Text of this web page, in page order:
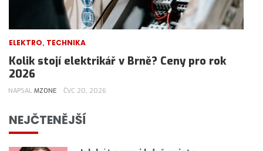
ELEKTRO, TECHNIKA
Kolik stojí elektrikář v Brně? Ceny pro rok
2026
NAPSAL MZONE ČVC 20, 2026
NEJČTENĚJŠÍ